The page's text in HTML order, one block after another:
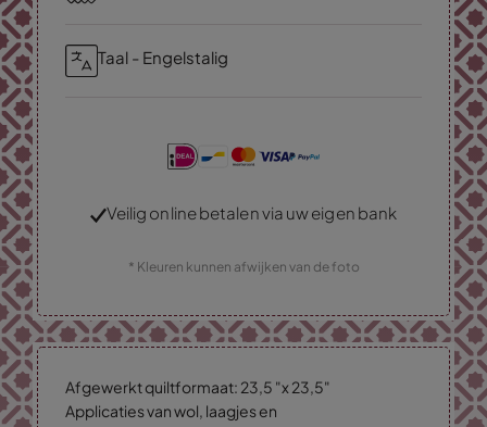
Taal - Engelstalig
Veilig online betalen via uw eigen bank
* Kleuren kunnen afwijken van de foto
Afgewerkt quiltformaat: 23,5 "x 23,5"
Applicaties van wol, laagjes en